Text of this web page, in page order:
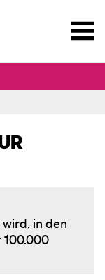
in den
100.000